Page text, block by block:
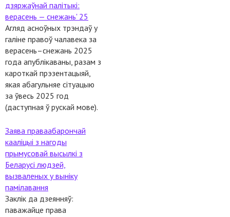
дзяржаўнай палітыкі:
верасень — снежань' 25
Агляд асноўных трэндаў у
галіне правоў чалавека за
верасень–снежань 2025
года апублікаваны, разам з
кароткай прэзентацыяй,
якая абагульняе сітуацыю
за ўвесь 2025 год
(даступная ў рускай мове).
Заява праваабарончай
кааліцыі з нагоды
прымусовай высылкі з
Беларусі людзей,
вызваленых у выніку
памілавання
Заклік да дзеянняў:
паважайце права